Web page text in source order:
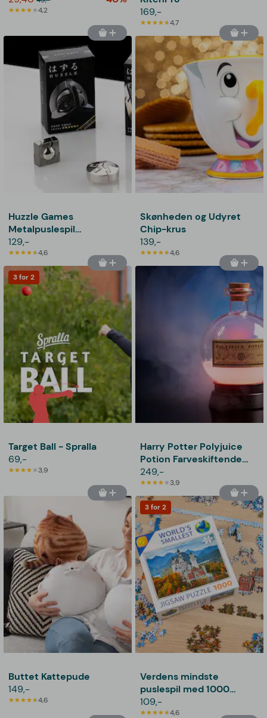
4,2
169,-
4,7
Huzzle Games
Metalpuslespil
Supersvær
129,-
4,6
Skønheden og Udyret
Chip-krus
139,-
4,6
3 for 2
Target Ball - Spralla
69,-
3,9
Harry Potter Polyjuice
Potion Farveskiftende
Lampe
249,-
3,9
Buttet Kattepude
149,-
4,6
3 for 2
Verdens mindste
puslespil med 1000
brikker
109,-
4,6